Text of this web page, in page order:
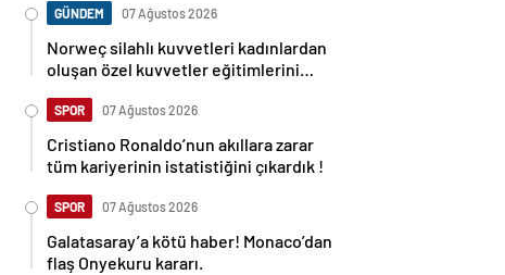
GÜNDEM 07 Ağustos 2026
Norweç silahlı kuvvetleri kadınlardan
oluşan özel kuvvetler eğitimlerini
SPOR 07 Ağustos 2026
Cristiano Ronaldo’nun akıllara zarar
tüm kariyerinin istatistiğini çıkardık !
SPOR 07 Ağustos 2026
Galatasaray’a kötü haber! Monaco’dan
flaş Onyekuru kararı.